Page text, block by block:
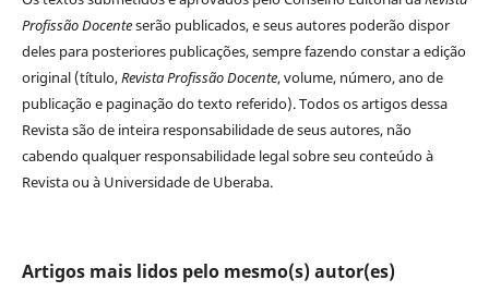
Profissão Docenteserão publicados, e seus autores poderão dispor
deles para posteriores publicações, sempre fazendo constar a edição
original (título,Revista Profissão Docente, volume, número, ano de
publicação e paginação do texto referido). Todos os artigos dessa
Revista são de inteira responsabilidade de seus autores, não
cabendo qualquer responsabilidade legal sobre seu conteúdo à
Revista ou à Universidade de Uberaba.
Artigos mais lidos pelo mesmo(s) autor(es)